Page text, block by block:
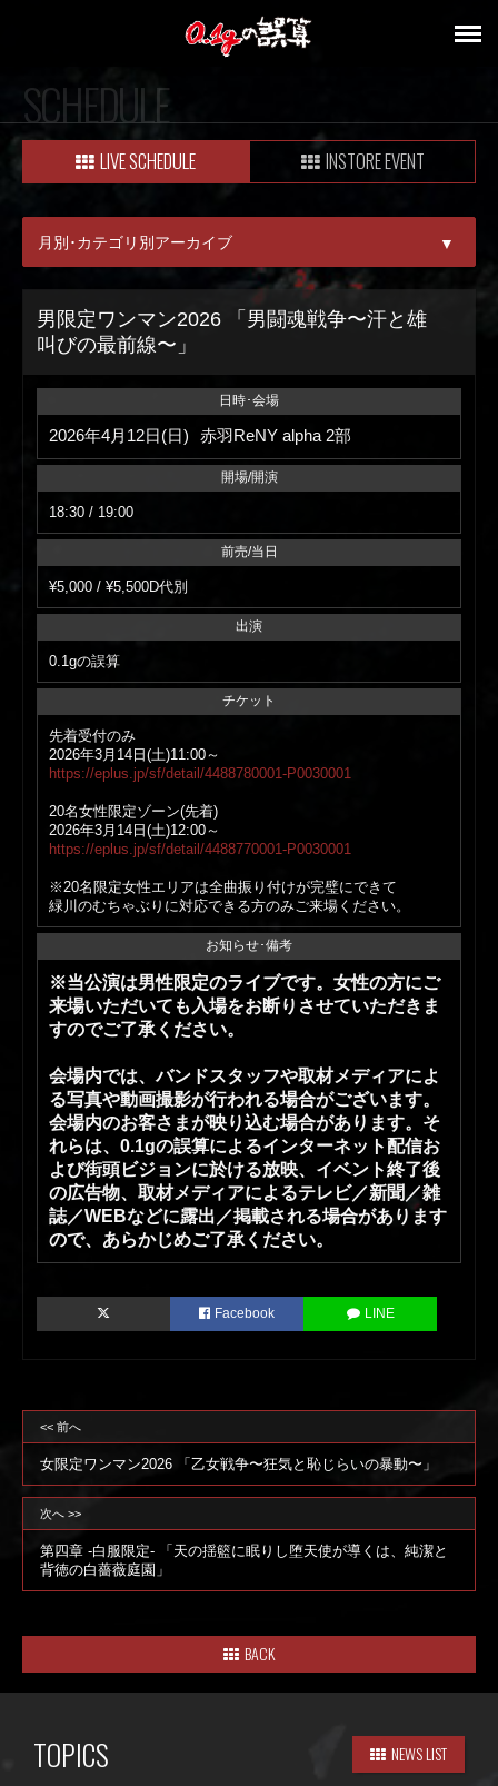
SCHEDULE
LIVE SCHEDULE INSTORE EVENT
月別･カテゴリ別アーカイブ ▼
ALL
08月
09月
男限定ワンマン2026 「男闘魂戦争〜汗と雄
叫びの最前線〜」
日時･会場
2026年4月12日(日) 赤羽ReNY alpha 2部
開場/開演
18:30 / 19:00
前売/当日
¥5,000 / ¥5,500D代別
出演
0.1gの誤算
チケット
先着受付のみ
2026年3月14日(土)11:00～
https://eplus.jp/sf/detail/4488780001-P0030001
20名女性限定ゾーン(先着)
2026年3月14日(土)12:00～
https://eplus.jp/sf/detail/4488770001-P0030001
※20名限定女性エリアは全曲振り付けが完璧にできて
緑川のむちゃぶりに対応できる方のみご来場ください。
お知らせ･備考
※当公演は男性限定のライブです。女性の方にご
来場いただいても入場をお断りさせていただきま
すのでご了承ください。
会場内では、バンドスタッフや取材メディアによ
る写真や動画撮影が行われる場合がございます。
会場内のお客さまが映り込む場合があります。そ
れらは、0.1gの誤算によるインターネット配信お
よび街頭ビジョンに於ける放映、イベント終了後
の広告物、取材メディアによるテレビ／新聞／雑
誌／WEBなどに露出／掲載される場合があります
ので、あらかじめご了承ください。
Facebook LINE
<< 前へ
女限定ワンマン2026 「乙女戦争〜狂気と恥じらいの暴動〜」
次へ >>
第四章 -白服限定- 「天の揺籃に眠りし堕天使が導くは、純潔と
背徳の白薔薇庭園」
BACK
TOPICS NEWS LIST